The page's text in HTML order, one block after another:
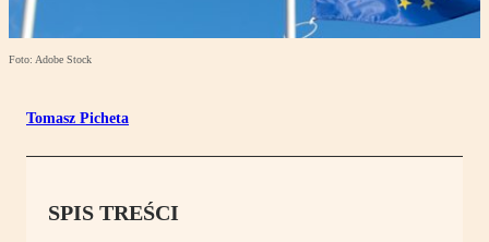
Foto: Adobe Stock
Tomasz Picheta
SPIS TREŚCI